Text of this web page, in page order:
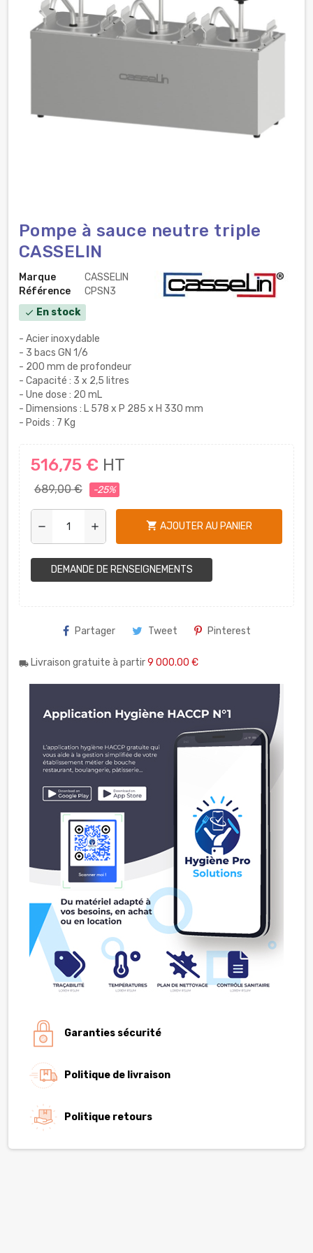
Pompe à sauce neutre triple
CASSELIN
Marque
CASSELIN
Référence
CPSN3
check En stock
- Acier inoxydable
- 3 bacs GN 1/6
- 200 mm de profondeur
- Capacité : 3 x 2,5 litres
- Une dose : 20 mL
- Dimensions : L 578 x P 285 x H 330 mm
- Poids : 7 Kg
516,75 € HT
689,00 € -25%
remove add shopping_cart AJOUTER AU PANIER
DEMANDE DE RENSEIGNEMENTS
Partager Tweet Pinterest
local_shipping Livraison gratuite à partir9 000.00 €
Garanties sécurité
Politique de livraison
Politique retours